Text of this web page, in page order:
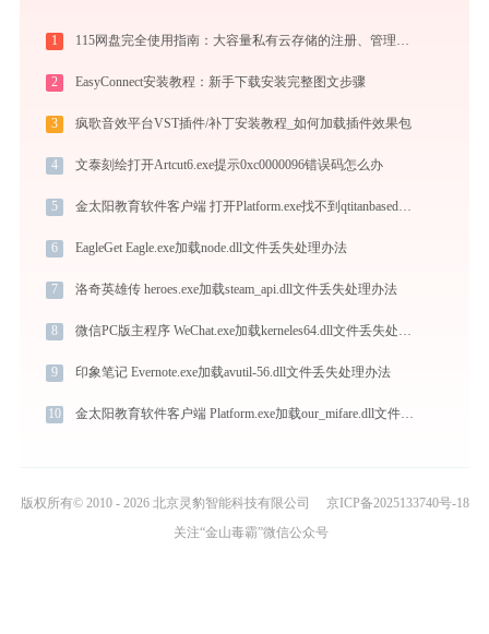
1 115网盘完全使用指南：大容量私有云存储的注册、管理与分享全攻略（2026最新）
2 EasyConnect安装教程：新手下载安装完整图文步骤
3 疯歌音效平台VST插件/补丁安装教程_如何加载插件效果包
4 文泰刻绘打开Artcut6.exe提示0xc0000096错误码怎么办
5 金太阳教育软件客户端 打开Platform.exe找不到qtitanbased1.dll怎么办
6 EagleGet Eagle.exe加载node.dll文件丢失处理办法
7 洛奇英雄传 heroes.exe加载steam_api.dll文件丢失处理办法
8 微信PC版主程序 WeChat.exe加载kerneles64.dll文件丢失处理办法
9 印象笔记 Evernote.exe加载avutil-56.dll文件丢失处理办法
10 金太阳教育软件客户端 Platform.exe加载our_mifare.dll文件丢失处理办法
版权所有© 2010 - 2026 北京灵豹智能科技有限公司
京ICP备2025133740号-18
关注“金山毒霸”微信公众号